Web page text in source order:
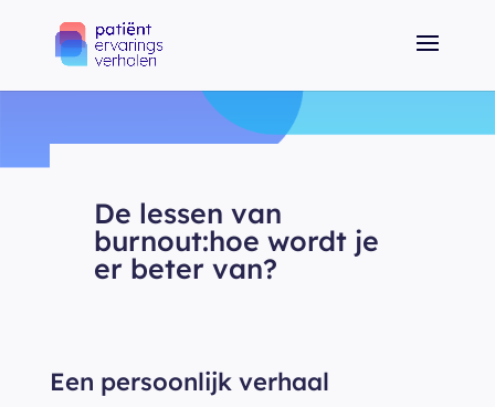
De lessen van
burnout:hoe wordt je
er beter van?
Een persoonlijk verhaal